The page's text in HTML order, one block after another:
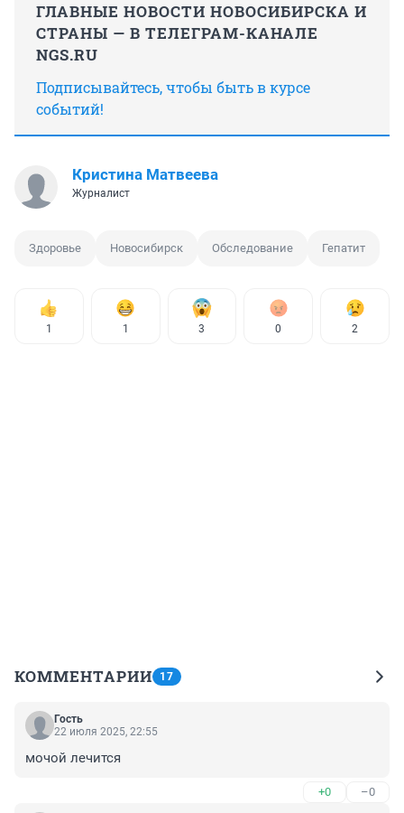
ГЛАВНЫЕ НОВОСТИ НОВОСИБИРСКА И
СТРАНЫ — В ТЕЛЕГРАМ-КАНАЛЕ
NGS.RU
Подписывайтесь, чтобы быть в курсе
событий!
Кристина Матвеева
Журналист
Здоровье Новосибирск Обследование Гепатит
1 1 3 0 2
КОММЕНТАРИИ 17
Гость
22 июля 2025, 22:55
мочой лечится
+0 –0